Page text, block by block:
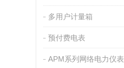
多用户计量箱
预付费电表
APM系列网络电力仪表